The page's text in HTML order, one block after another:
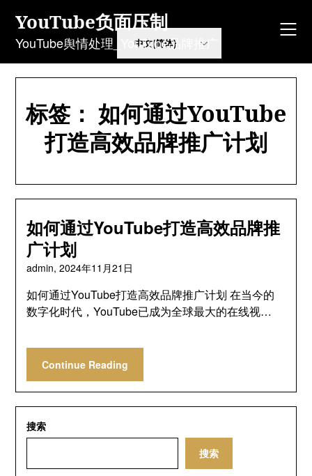
content
YouTube负面压制
YouTube舆情处理_YouTube品牌推广
标签： 如何通过YouTube
打造高效品牌推广计划
如何通过YouTube打造高效品牌推
广计划
admin,2024年11月21日
如何通过YouTube打造高效品牌推广计划 在当今的
数字化时代，YouTube已成为全球最大的在线视…
Continue Reading
搜索
搜索